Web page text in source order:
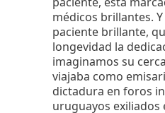
médicos brillantes.
paciente brillante,
longevidad la
imaginamos su
viajaba como
dictadura en foros
uruguayos exiliados